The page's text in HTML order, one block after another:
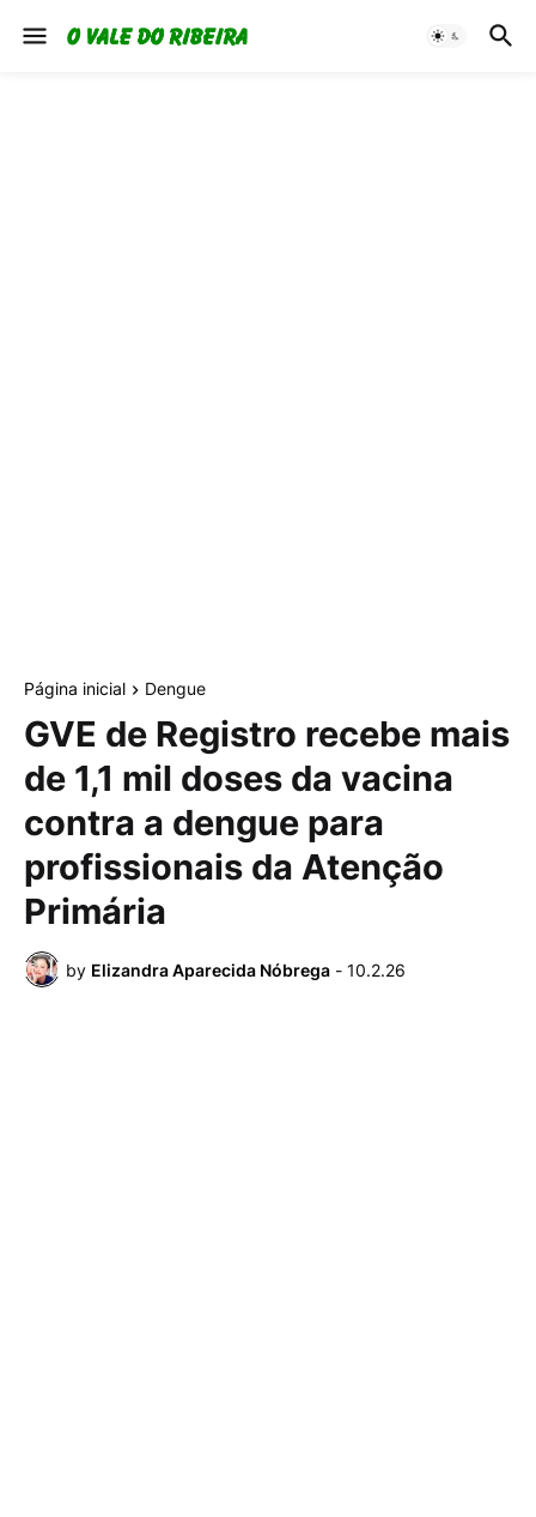
Página inicial Dengue
GVE de Registro recebe mais
de 1,1 mil doses da vacina
contra a dengue para
profissionais da Atenção
Primária
by Elizandra Aparecida Nóbrega - 10.2.26